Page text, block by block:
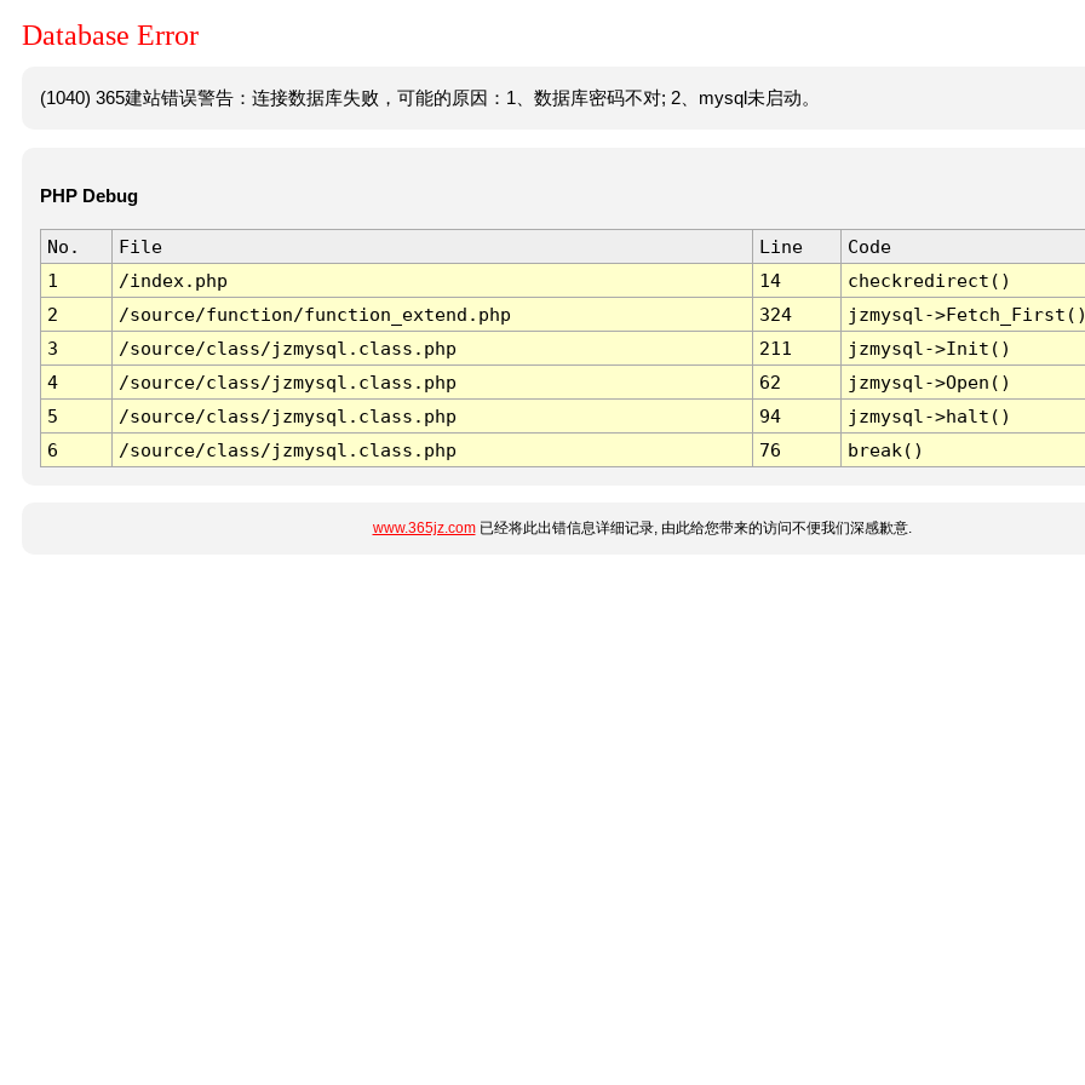
Database Error
(1040) 365建站错误警告：连接数据库失败，可能的原因：1、数据库密码不对; 2、mysql未启动。
PHP Debug
No. File Line
Code
1
/index.php 14
checkredirect()
2
/source/function/function_extend.php 324
jzmysql-
3
/source/class/jzmysql.class.php 211
jzmysql->Init()
4
/source/class/jzmysql.class.php 62
jzmysql->Open()
5
/source/class/jzmysql.class.php 94
jzmysql->halt()
6
/source/class/jzmysql.class.php 76 break()
www.365jz.com已经将此出错信息详细记录, 由此给您带来的访问不便我们深感歉意.